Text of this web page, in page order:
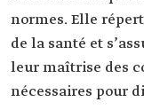
normes. Elle
de la santé et
leur maîtrise des
nécessaires pour